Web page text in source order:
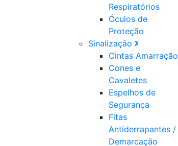
Respiratórios
Óculos de
Proteção
Sinalização
Cintas Amarração
Cones e
Cavaletes
Espelhos de
Segurança
Fitas
Antiderrapantes /
Demarcação